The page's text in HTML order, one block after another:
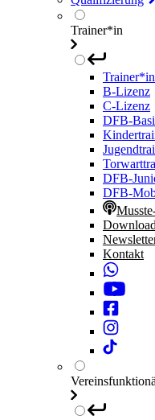
Trainer*in
Trainer*in
B-Lizenz
C-Lizenz
DFB-
DFB-
DFB-
Kontakt